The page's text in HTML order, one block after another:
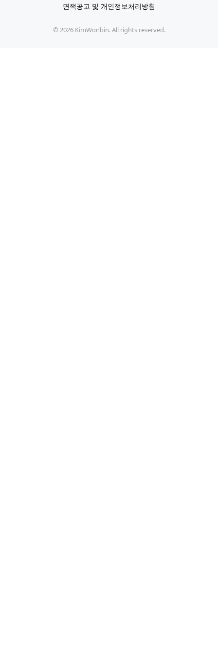
면책공고 및 개인정보처리방침
© 2026KimWonbin. All rights reserved.